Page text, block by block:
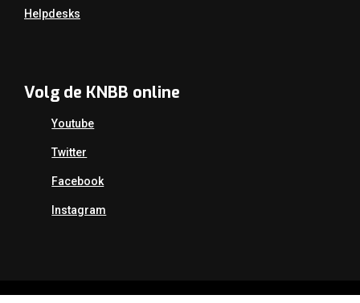
Helpdesks
Volg de KNBB online
Youtube
Twitter
Facebook
Instagram